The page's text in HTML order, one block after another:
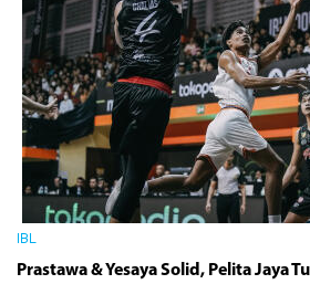
IBL
Prastawa & Yesaya Solid, Pelita Jaya